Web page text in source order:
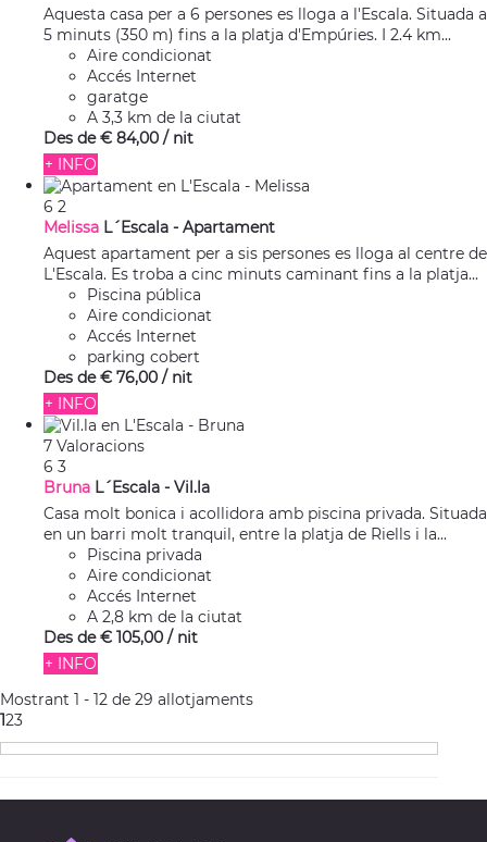
Aquesta casa per a 6 persones es lloga a l'Escala. Situada a
5 minuts (350 m) fins a la platja d'Empúries. I 2.4 km...
Aire condicionat
Accés Internet
garatge
A 3,3 km de la ciutat
Des de € 84,00 / nit
+ INFO
6 2
Melissa L´Escala - Apartament
Aquest apartament per a sis persones es lloga al centre de
L'Escala. Es troba a cinc minuts caminant fins a la platja...
Piscina pública
Aire condicionat
Accés Internet
parking cobert
Des de € 76,00 / nit
+ INFO
7 Valoracions
6 3
Bruna L´Escala - Vil.la
Casa molt bonica i acollidora amb piscina privada. Situada
en un barri molt tranquil, entre la platja de Riells i la...
Piscina privada
Aire condicionat
Accés Internet
A 2,8 km de la ciutat
Des de € 105,00 / nit
+ INFO
Mostrant 1 - 12 de 29 allotjaments
123